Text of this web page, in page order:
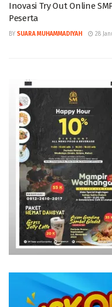
Inovasi Try Out Online
Peserta
BY SUARA MUHAMMADIYAH 28